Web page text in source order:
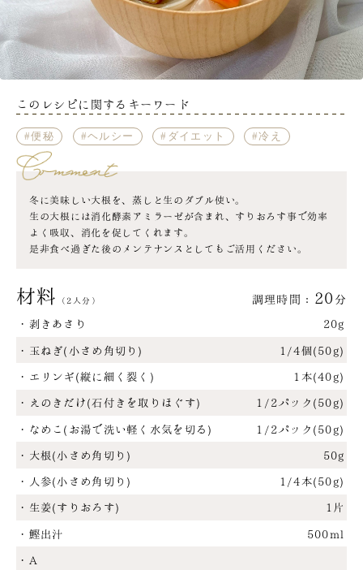
このレシピに関するキーワード
便秘 ヘルシー ダイエット 冷え
冬に美味しい大根を、蒸しと生のダブル使い。
生の大根には消化酵素アミラーゼが含まれ、すりおろす事で効率
よく吸収、消化を促してくれます。
是非食べ過ぎた後のメンテナンスとしてもご活用ください。
材料 （2人分） 調理時間： 20 分
・剥きあさり 20g
・玉ねぎ(小さめ角切り) 1/4個(50g)
・エリンギ(縦に細く裂く) 1本(40g)
・えのきだけ(石付きを取りほぐす) 1/2パック(50g)
・なめこ(お湯で洗い軽く水気を切る) 1/2パック(50g)
・大根(小さめ角切り) 50g
・人参(小さめ角切り) 1/4本(50g)
・生姜(すりおろす) 1片
・鰹出汁 500ml
・A